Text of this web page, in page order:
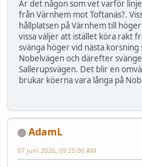
Är det någon som vet varför
från Värnhem mot Toftanäs?.
hållplatsen på Värnhem till
vissa väljer att istället köra rakt
svänga höger vid nästa korsning
Nobelvägen och därefter
Sallerupsvägen. Det blir en
brukar köerna vara långa på
AdamL
07 juni 2026, 09:25:06 AM